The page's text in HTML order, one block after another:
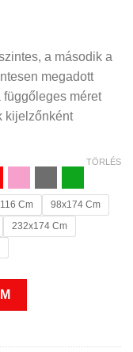
a második a
megadott
függőleges méret
kijelzőnként
Cm
98x174 Cm
232x174 Cm
TÖRLÉS
2 mennyiség